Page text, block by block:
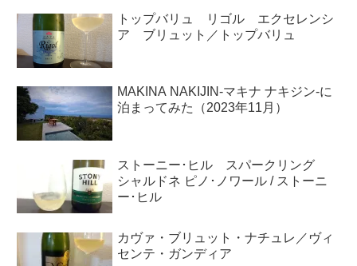
トップバリュ リゴル エクセレンシ
ア ブリュット／トップバリュ
MAKINA NAKIJIN-マキナ ナキジン-に
泊まってみた（2023年11月）
ストーニー･ヒル スパークリング
シャルドネ ピノ･ノワール / ストーニ
ー･ヒル
カヴァ・ブリュット・ナチュレ／ヴィ
センテ・ガンディア